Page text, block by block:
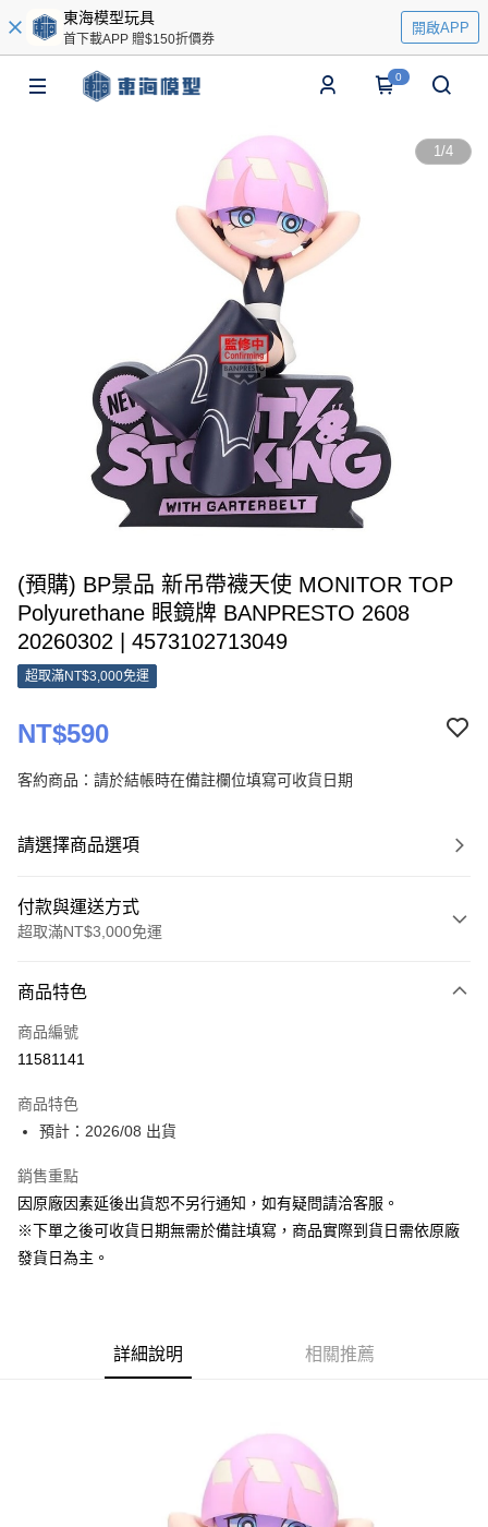
東海模型玩具
首下載APP 贈$150折價券
開啟APP
0
1/4
(預購) BP景品 新吊帶襪天使 MONITOR TOP
Polyurethane 眼鏡牌 BANPRESTO 2608
20260302 | 4573102713049
超取滿NT$3,000免運
NT$590
客約商品：請於結帳時在備註欄位填寫可收貨日期
請選擇商品選項
付款與運送方式
超取滿NT$3,000免運
信用卡一次付款
超商取貨付款
ATM付款
運送方式
預購-全家取貨付款(舊)
預購-7-11取貨付款(舊)
每筆NT$90，滿NT$3,000(含以上)免運費
每筆NT$90，滿NT$3,000(含以上)免運費
商品特色
商品編號
11581141
商品特色
預計：2026/08 出貨
銷售重點
因原廠因素延後出貨恕不另行通知，如有疑問請洽客服。
※下單之後可收貨日期無需於備註填寫，商品實際到貨日需依原廠
發貨日為主。
詳細說明 相關推薦